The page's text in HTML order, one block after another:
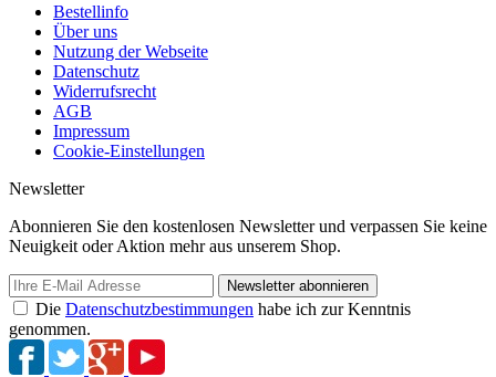
Bestellinfo
Über uns
Nutzung der Webseite
Datenschutz
Widerrufsrecht
AGB
Impressum
Cookie-Einstellungen
Newsletter
Abonnieren Sie den kostenlosen Newsletter und verpassen Sie keine
Neuigkeit oder Aktion mehr aus unserem Shop.
Newsletter abonnieren
Die Datenschutzbestimmungen habe ich zur Kenntnis
genommen.